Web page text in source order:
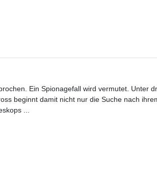
Ein Spionagefall wird vermutet. Unter
beginnt damit nicht nur die Suche nach
...